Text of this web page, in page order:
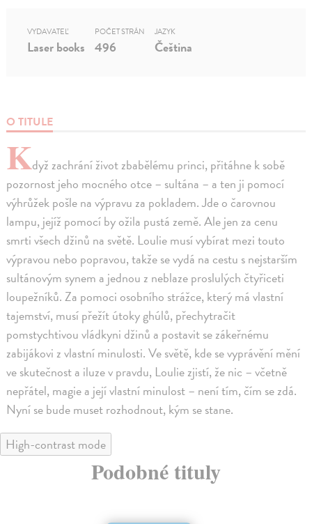
O TITULE
Když zachrání život zbabělému princi, přitáhne k sobě
pozornost jeho mocného otce – sultána – a ten ji pomocí
výhrůžek pošle na výpravu za pokladem. Jde o čarovnou
lampu, jejíž pomocí by ožila pustá země. Ale jen za cenu
smrti všech džinů na světě. Loulie musí vybírat mezi touto
výpravou nebo popravou, takže se vydá na cestu s nejstarším
sultánovým synem a jednou z neblaze proslulých čtyřiceti
loupežníků. Za pomoci osobního strážce, který má vlastní
tajemství, musí přežít útoky ghúlů, přechytračit
pomstychtivou vládkyni džinů a postavit se zákeřnému
zabijákovi z vlastní minulosti. Ve světě, kde se vyprávění mění
ve skutečnost a iluze v pravdu, Loulie zjistí, že nic – včetně
nepřátel, magie a její vlastní minulost – není tím, čím se zdá.
Nyní se bude muset rozhodnout, kým se stane.
VYDAVATEĽ
Laser books
POČET STRÁN
496
JAZYK
Čeština
High-contrast mode
Podobné tituly